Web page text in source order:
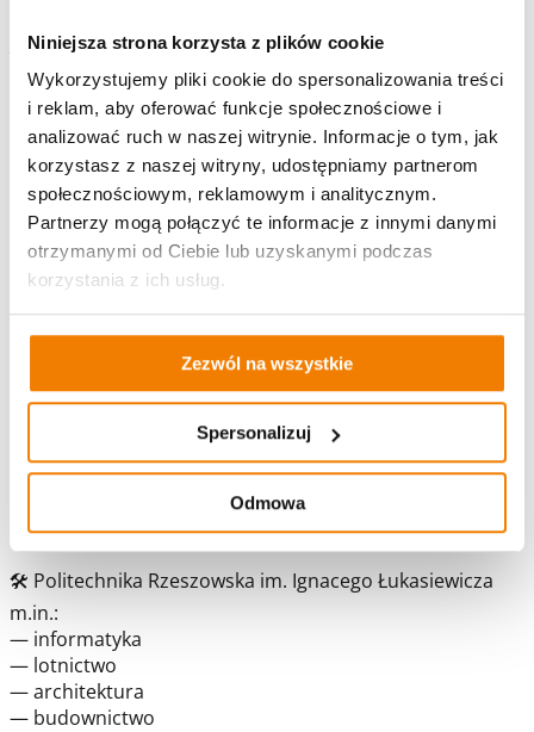
Niniejsza strona korzysta z plików cookie
Wykorzystujemy pliki cookie do spersonalizowania treści
i reklam, aby oferować funkcje społecznościowe i
analizować ruch w naszej witrynie. Informacje o tym, jak
korzystasz z naszej witryny, udostępniamy partnerom
społecznościowym, reklamowym i analitycznym.
Partnerzy mogą połączyć te informacje z innymi danymi
otrzymanymi od Ciebie lub uzyskanymi podczas
korzystania z ich usług.
Zezwól na wszystkie
Spersonalizuj
Odmowa
mieszkania
Odkurzacz
Suszarka na ubrania
internet
umeblowane-pokoje
Zabudowa meblowa kuchenna
Zabudowa meblowa łazienkowa
Dodatkowe informacje
📍 W pobliżu znajdują się najważniejsze uczelnie miasta:
Uniwersytet Rzeszowski
— Wydział Ekonomii
— Wydział Filologiczny
— Wydział Pedagogiki
🛠️ Politechnika Rzeszowska im. Ignacego Łukasiewicza
m.in.:
— informatyka
— lotnictwo
— architektura
— budownictwo